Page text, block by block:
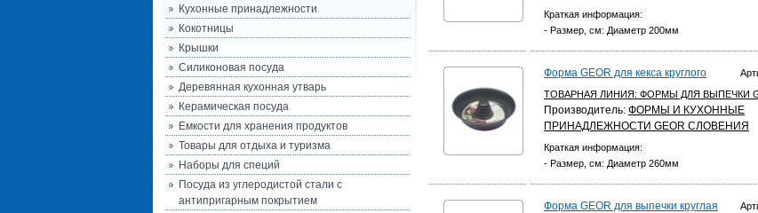
Кухонные принадлежности
Кокотницы
Крышки
Силиконовая посуда
Деревянная кухонная утварь
Керамическая посуда
Емкости для хранения продуктов
Товары для отдыха и туризма
Наборы для специй
Посуда из углеродистой стали с
антипригарным покрытием
Краткая информация:
- Размер, см: Диаметр 200мм
Форма GEOR для кекса круглого
ТОВАРНАЯ ЛИНИЯ: ФОРМЫ ДЛЯ ВЫПЕЧКИ
Производитель: ФОРМЫ И КУХОННЫЕ
ПРИНАДЛЕЖНОСТИ GEOR СЛОВЕНИЯ
Краткая информация:
- Размер, см: Диаметр 260мм
Форма GEOR для выпечки круглая